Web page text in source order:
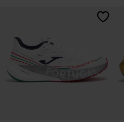
3,8 sobre 5 de valoración de clientes